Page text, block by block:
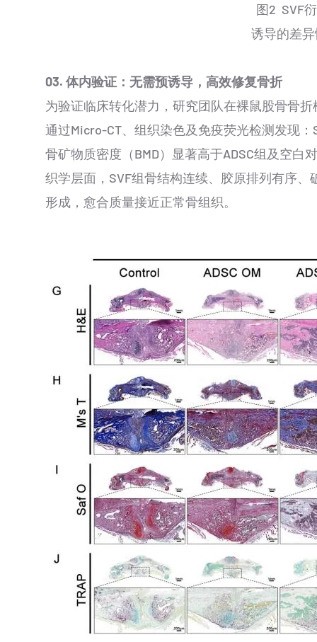
图2 SVF
诱导的差
03. 体内验证：无需预诱导，高效修复骨折
为验证临床转化潜力，研究团队在裸鼠股骨骨折
通过Micro-CT、组织染色及免疫荧光检测发现
骨矿物质密度（BMD）显著高于ADSC组及空白
织学层面，SVF组骨结构连续、胶原排列有序
形成，愈合质量接近正常骨组织。